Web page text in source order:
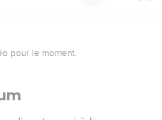
pour le moment.